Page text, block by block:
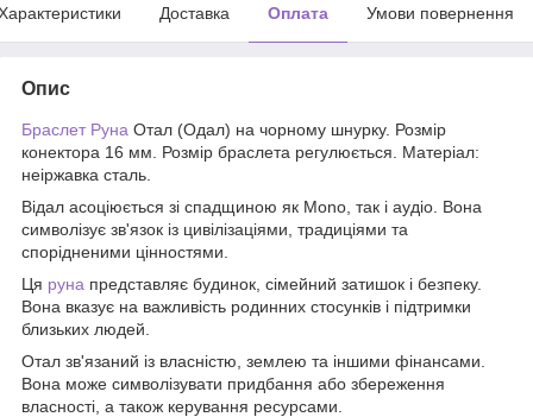
Доставка Оплата Умови повернення
Опис
Браслет Руна Отал (Одал) на чорному шнурку. Розмір
конектора 16 мм. Розмір браслета регулюється. Матеріал:
неіржавка сталь.
Відал асоціюється зі спадщиною як Mono, так і аудіо. Вона
символізує зв'язок із цивілізаціями, традиціями та
спорідненими цінностями.
Ця руна представляє будинок, сімейний затишок і безпеку.
Вона вказує на важливість родинних стосунків і підтримки
близьких людей.
Отал зв'язаний із власністю, землею та іншими фінансами.
Вона може символізувати придбання або збереження
власності, а також керування ресурсами.